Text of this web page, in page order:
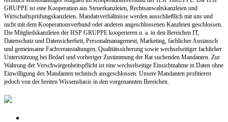
GRUPPE ist eine Kooperation aus Steuerkanzleien, Rechtsanwaltskanzleien und
Wirtschaftsprüfungskanzleien. Mandatsverhältnisse werden ausschließlich mit uns und
nicht mit dem Kooperationsverbund oder anderen angeschlossenen Kanzleien geschlossen.
Die Mitgliedskanzleien der HSP GRUPPE kooperieren u. a. in den Bereichen IT,
Datenschutz und Datensicherheit, Personalmanagement, Marketing, fachlicher Austausch
und gemeinsame Fachveranstaltungen, Qualitätssicherung sowie wechselseitiger fachlicher
Unterstützung bei Bedarf und vorheriger Zustimmung der Rat suchenden Mandanten. Zur
Wahrung der Verschwiegenheitspflicht ist eine wechselseitige Einsichtnahme in Daten ohne
Einwilligung des Mandanten technisch ausgeschlossen. Unsere Mandanten profitieren
jedoch von der breiten Wissensbasis in den vorgenannten Bereichen.